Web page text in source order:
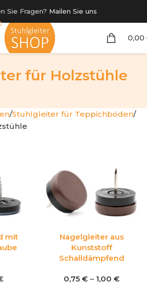
Sie Fragen? Mailen Sie uns
0,00
für Holzstühle
Stuhlgleiter für Teppichböden
mit
Nagelgleiter aus
Kunststoff
Schalldämpfend
0,75 € – 1,00 €